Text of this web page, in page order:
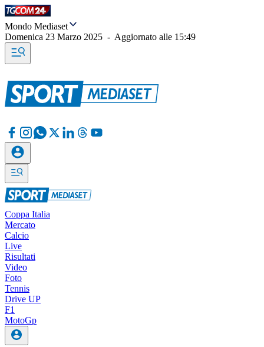
Mondo Mediaset
Domenica 23 Marzo 2025 - Aggiornato alle 15:49
Coppa Italia
Mercato
Calcio
Live
Risultati
Video
Foto
Tennis
Drive UP
F1
MotoGp